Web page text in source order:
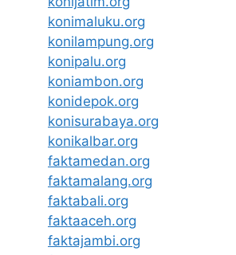
konimaluku.org
konilampung.org
konipalu.org
koniambon.org
konidepok.org
konisurabaya.org
konikalbar.org
faktamedan.org
faktamalang.org
faktabali.org
faktaaceh.org
faktajambi.org